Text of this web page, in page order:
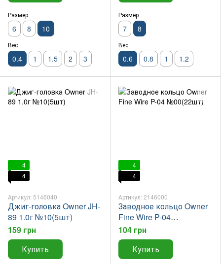
Размер
6 8 10
Вес
0.4 1 1.5 2 3
Размер
7 8
Вес
0.6 0.8 1 1.2
4
4
Артикул: 5146040
Джиг-головка Owner JH-
89 1.0г №10(5шт)
159 грн
Купить
4
4
Артикул: 2146000
Заводное кольцо Owner
Fine Wire P-04
№00(22шт)
104 грн
Купить